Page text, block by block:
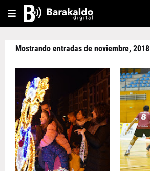
Mostrando entradas de noviembre, 2018